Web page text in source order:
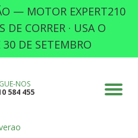
— MOTOR EXPERT210
DE CORRER · USA O
30 DE SETEMBRO
NOS
584 455